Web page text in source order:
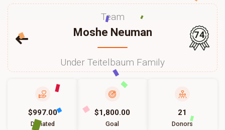
Team
Moshe Neuman
Under Teitelbaum Family
74
$997.00
Donated
$1,800.00
Goal
21
Donors